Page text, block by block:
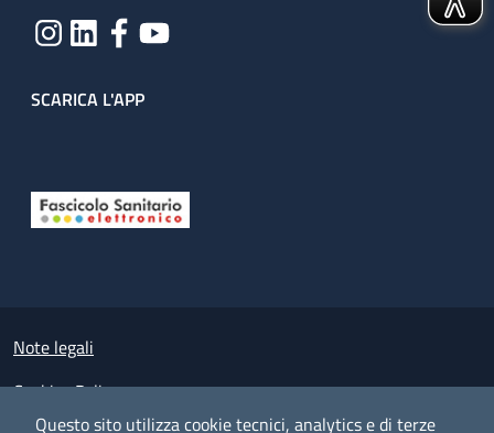
Questo sito utilizza cookie tecnici, analytics e di terze
SCARICA L'APP
Small prints
Note legali
Cookies Policy